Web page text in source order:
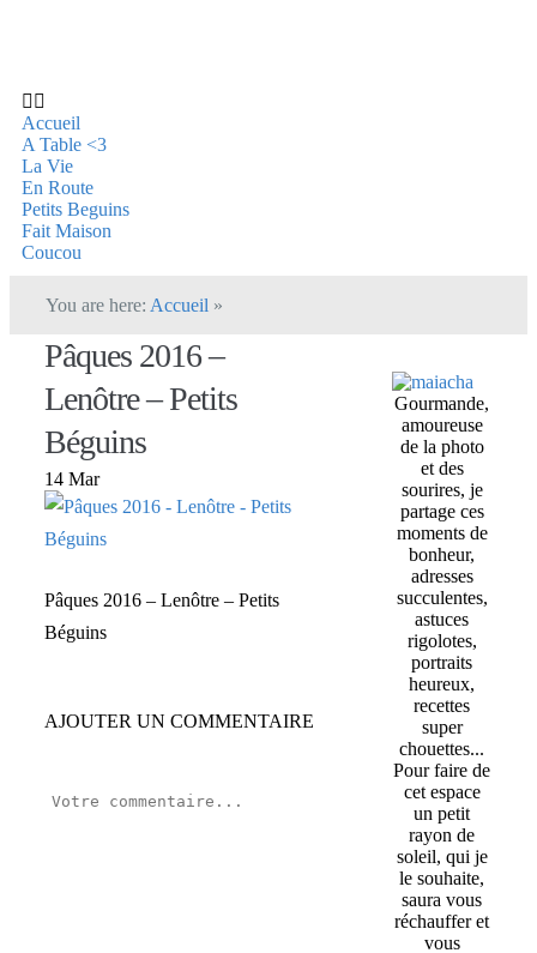
Accueil
A Table <3
La Vie
En Route
Petits Beguins
Fait Maison
Coucou
You are here: Accueil »
Pâques 2016 –
Lenôtre – Petits
Béguins
14 Mar
Pâques 2016 – Lenôtre – Petits
Béguins
AJOUTER UN COMMENTAIRE
Gourmande,
amoureuse
de la photo
et des
sourires, je
partage ces
moments de
bonheur,
adresses
succulentes,
astuces
rigolotes,
portraits
heureux,
recettes
super
chouettes...
Pour faire de
cet espace
un petit
rayon de
soleil, qui je
le souhaite,
saura vous
réchauffer et
vous